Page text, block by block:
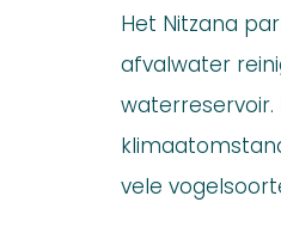
Het Nitzana
afvalwater
waterreservoir.
vele